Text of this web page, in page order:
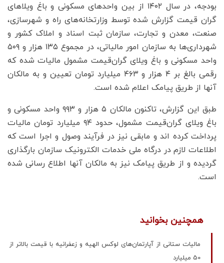
بودجه، در سال ۱۴۰۲ از بین واحدهای مسکونی و باغ ویلاهای
گران قیمت گزارش شده توسط وزارتخانه‌های راه و شهرسازی،
صنعت، معدن و تجارت، سازمان ثبت اسناد و املاک کشور و
شهرداری‌ها به سازمان امور مالیاتی، در مجموع ۱۳۵ هزار و ۵۰۹
واحد مسکونی و باغ ویلای گران‌قیمت مشمول مالیات شده که
رقمی بالغ بر ۴ هزار و ۴۶۳ میلیارد تومان تعیین و به مالکان
آنها از طریق پیامک اعلام شده است.
طبق این گزارش، تاکنون مالکان ۵ هزار و ۹۹۳ واحد مسکونی و
باغ ویلای گران‌قیمت مشمول، حدود ۹۴ میلیارد تومان مالیات
پرداخت کرده اند و مابقی نیز در فرآیند وصول و اجرا است که
اطلاعات لازم در درگاه ملی خدمات الکترونیک سازمان بارگذاری
گردیده و از طریق پیامک نیز به مالکان آنها اطلاع رسانی شده
است.
همچنین بخوانید
مالیات ستانی از آپارتمان‌‌‌های لوکس الهیه و زعفرانیه با قیمت بالاتر از
50 میلیارد